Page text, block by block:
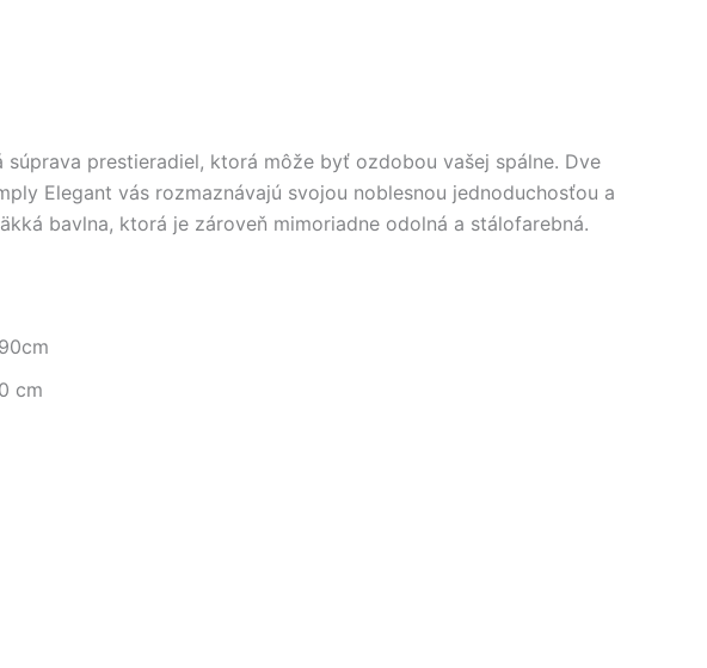
prestieradiel, ktorá môže byť ozdobou vašej spálne. Dve
Elegant vás rozmaznávajú svojou noblesnou jednoduchosťou a
bavlna, ktorá je zároveň mimoriadne odolná a stálofarebná.
cm